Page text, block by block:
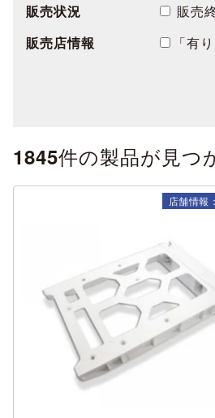
販売状況
販売
販売店情報
「有
1845件の製品が見つ
店舗情報